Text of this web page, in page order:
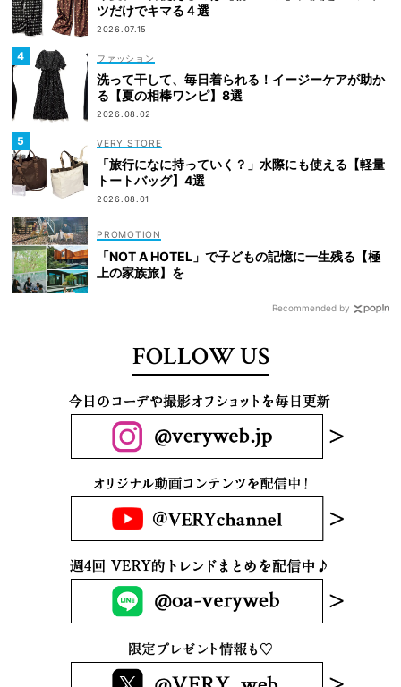
ツだけでキマる４選
2026.07.15
ファッション
洗って干して、毎日着られる！イージーケアが助か
る【夏の相棒ワンピ】8選
2026.08.02
VERY STORE
「旅行になに持っていく？」水際にも使える【軽量
トートバッグ】4選
2026.08.01
「NOT A HOTEL」で子どもの記憶に一生残る【極
上の家族旅】を
Recommended by
FOLLOW US